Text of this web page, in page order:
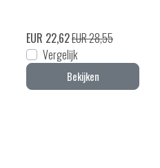
EUR 22,62EUR 28,55
Vergelijk
Bekijken